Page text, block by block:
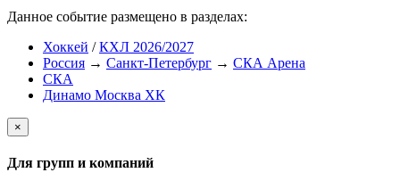
Данное событие размещено в разделах:
Хоккей /КХЛ 2026/2027
Россия → Санкт-Петербург → СКА Арена
СКА
Динамо Москва ХК
×
Для групп и компаний